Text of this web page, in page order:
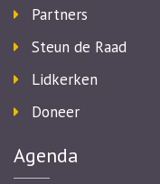
Partners
Steun de Raad
Lidkerken
Doneer
Agenda